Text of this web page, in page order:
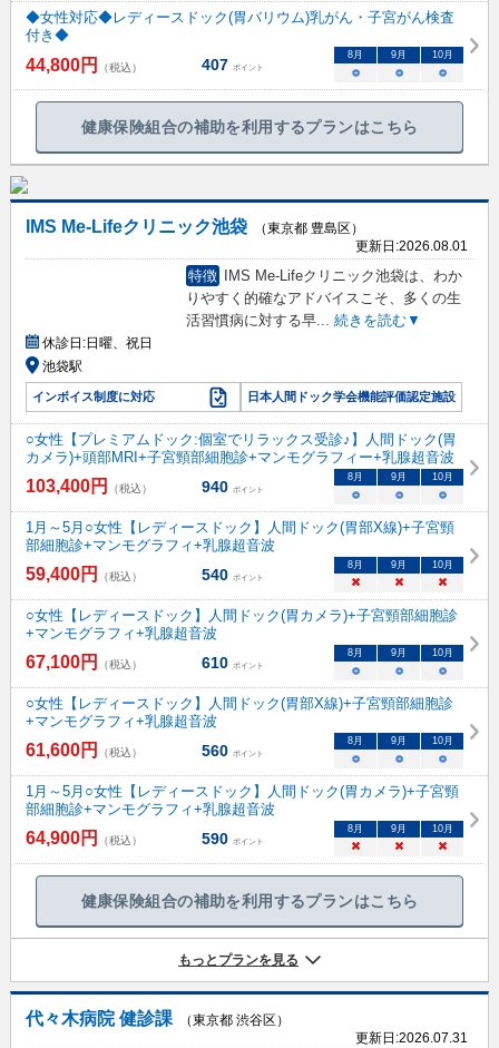
◆女性対応◆レディースドック(胃バリウム)乳がん・子宮がん検査
付き◆
44,800円 （税込） 407 ポイント
8月 9月 10月
○ ○ ○
健康保険組合の補助を利用するプランはこちら
IMS Me-Lifeクリニック池袋
（東京都 豊島区）
更新日:2026.08.01
特徴
IMS Me-Lifeクリニック池袋は、わか
りやすく的確なアドバイスこそ、多くの生
活習慣病に対する早... 続きを読む▼
休診日:日曜、祝日
池袋駅
インボイス制度に対応 日本人間ドック学会機能評価認定施設
○女性【プレミアムドック:個室でリラックス受診♪】人間ドック(胃
カメラ)+頭部MRI+子宮頸部細胞診+マンモグラフィー+乳腺超音波
103,400円 （税込） 940 ポイント
8 月 9 月 10月
○ ○ ○
1月～5月○女性【レディースドック】人間ドック(胃部X線)+子宮頸
部細胞診+マンモグラフィ+乳腺超音波
59,400円 （税込） 540 ポイント
8 月 9 月 10月
× × ×
○女性【レディースドック】人間ドック(胃カメラ)+子宮頸部細胞診
+マンモグラフィ+乳腺超音波
67,100円 （税込） 610 ポイント
8 月 9 月 10月
○ ○ ○
○女性【レディースドック】人間ドック(胃部X線)+子宮頸部細胞診
+マンモグラフィ+乳腺超音波
61,600円 （税込） 560 ポイント
8 月 9 月 10月
○ ○ ○
1月～5月○女性【レディースドック】人間ドック(胃カメラ)+子宮頸
部細胞診+マンモグラフィ+乳腺超音波
64,900円 （税込） 590 ポイント
8 月 9 月 10月
× × ×
健康保険組合の補助を利用するプランはこちら
もっとプランを見る
代々木病院 健診課
（東京都 渋谷区）
更新日:2026.07.31